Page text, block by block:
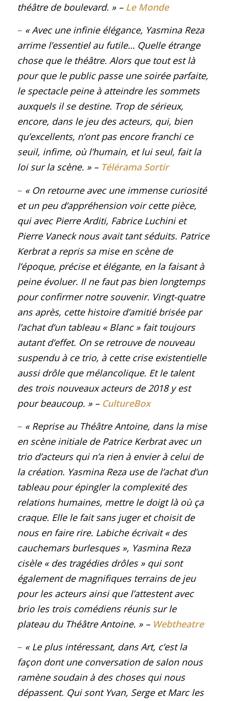
théâtre de boulevard. » – Le Monde
– « Avec une infinie élégance, Yasmina Reza
arrime l’essentiel au futile… Quelle étrange
chose que le théâtre. Alors que tout est là
pour que le public passe une soirée parfaite,
le spectacle peine à atteindre les sommets
auxquels il se destine. Trop de sérieux,
encore, dans le jeu des acteurs, qui, bien
qu’excellents, n’ont pas encore franchi ce
seuil, infime, où l’humain, et lui seul, fait la
loi sur la scène. » – Télérama Sortir
– « On retourne avec une immense curiosité
et un peu d’appréhension voir cette pièce,
qui avec Pierre Arditi, Fabrice Luchini et
Pierre Vaneck nous avait tant séduits. Patrice
Kerbrat a repris sa mise en scène de
l’époque, précise et élégante, en la faisant à
peine évoluer. Il ne faut pas bien longtemps
pour confirmer notre souvenir. Vingt-quatre
ans après, cette histoire d’amitié brisée par
l’achat d’un tableau « Blanc » fait toujours
autant d’effet. On se retrouve de nouveau
suspendu à ce trio, à cette crise existentielle
aussi drôle que mélancolique. Et le talent
des trois nouveaux acteurs de 2018 y est
pour beaucoup. » – CultureBox
– « Reprise au Théâtre Antoine, dans la mise
en scène initiale de Patrice Kerbrat avec un
trio d’acteurs qui n’a rien à envier à celui de
la création. Yasmina Reza use de l’achat d’un
tableau pour épingler la complexité des
relations humaines, mettre le doigt là où ça
craque. Elle le fait sans juger et choisit de
nous en faire rire. Labiche écrivait « des
cauchemars burlesques », Yasmina Reza
cisèle « des tragédies drôles » qui sont
également de magnifiques terrains de jeu
pour les acteurs ainsi que l’attestent avec
brio les trois comédiens réunis sur le
plateau du Théâtre Antoine. » – Webtheatre
– « Le plus intéressant, dans Art, c’est la
façon dont une conversation de salon nous
ramène soudain à des choses qui nous
dépassent. Qui sont Yvan, Serge et Marc les